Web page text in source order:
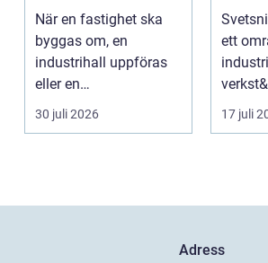
När en fastighet ska
byggas om, en
industrihall uppföras
eller en
lantbruksanläggning
moderniseras ä...
30 juli 2026
ett
17 juli
Adress